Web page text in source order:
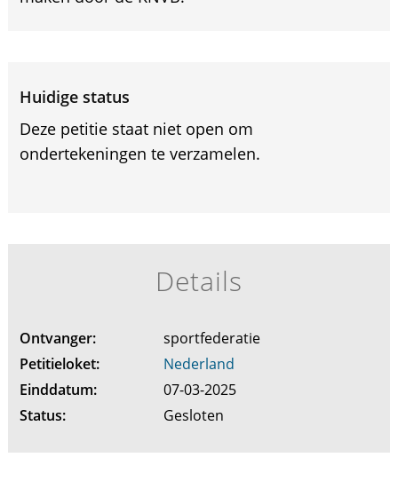
Huidige status
Deze petitie staat niet open om
ondertekeningen te verzamelen.
Details
Ontvanger:
sportfederatie
Petitieloket:
Nederland
Einddatum:
07-03-2025
Status:
Gesloten